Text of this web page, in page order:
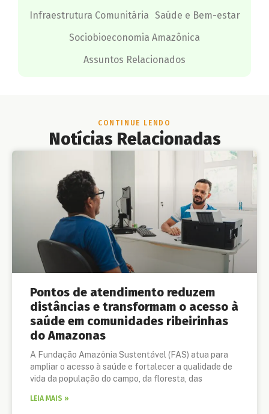
Infraestrutura Comunitária Saúde e Bem-estar
Sociobioeconomia Amazônica
Assuntos Relacionados
CONTINUE LENDO
Notícias Relacionadas
Pontos de atendimento reduzem
distâncias e transformam o acesso à
saúde em comunidades ribeirinhas
do Amazonas
A Fundação Amazônia Sustentável (FAS) atua para
ampliar o acesso à saúde e fortalecer a qualidade de
vida da população do campo, da floresta, das
LEIA MAIS »